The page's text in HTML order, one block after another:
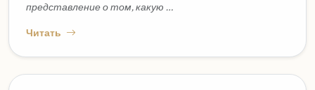
представление о том, какую …
Читать